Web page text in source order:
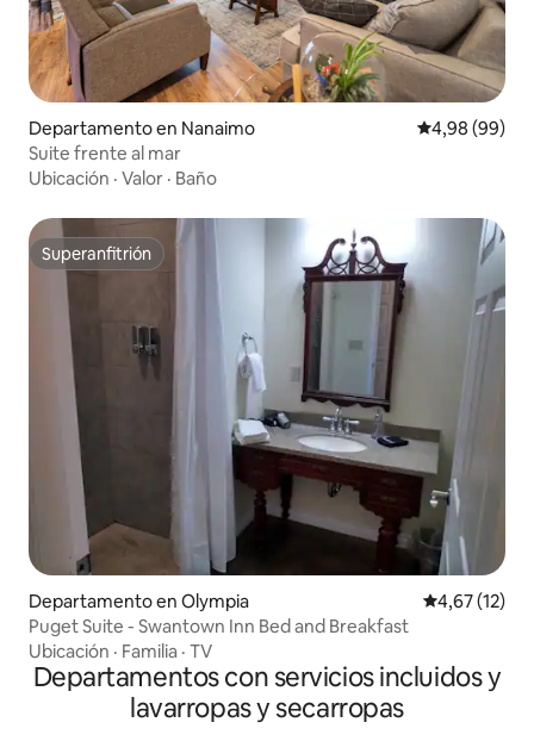
Departamento en Nanaimo Calificación
4,98 (99)
Suite frente al mar
Ubicación · Valor · Baño
Superanfitrión
Superanfitrión
Departamento en Olympia Calificación
4,67 (12)
Puget Suite - Swantown Inn Bed and Breakfast
Ubicación · Familia · TV
Departamentos con servicios incluidos y
lavarropas y secarropas